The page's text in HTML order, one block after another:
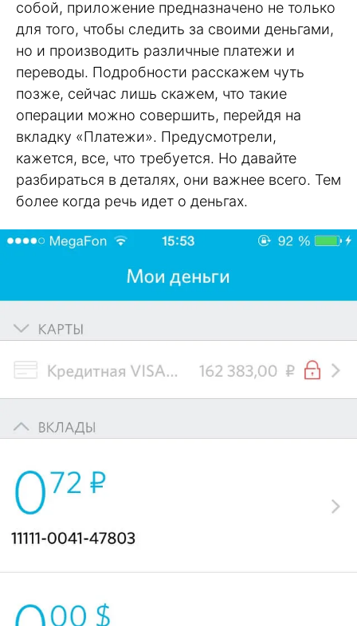
собой, приложение предназначено не только
для того, чтобы следить за своими деньгами,
но и производить различные платежи и
переводы. Подробности расскажем чуть
позже, сейчас лишь скажем, что такие
операции можно совершить, перейдя на
вкладку «Платежи». Предусмотрели,
кажется, все, что требуется. Но давайте
разбираться в деталях, они важнее всего. Тем
более когда речь идет о деньгах.